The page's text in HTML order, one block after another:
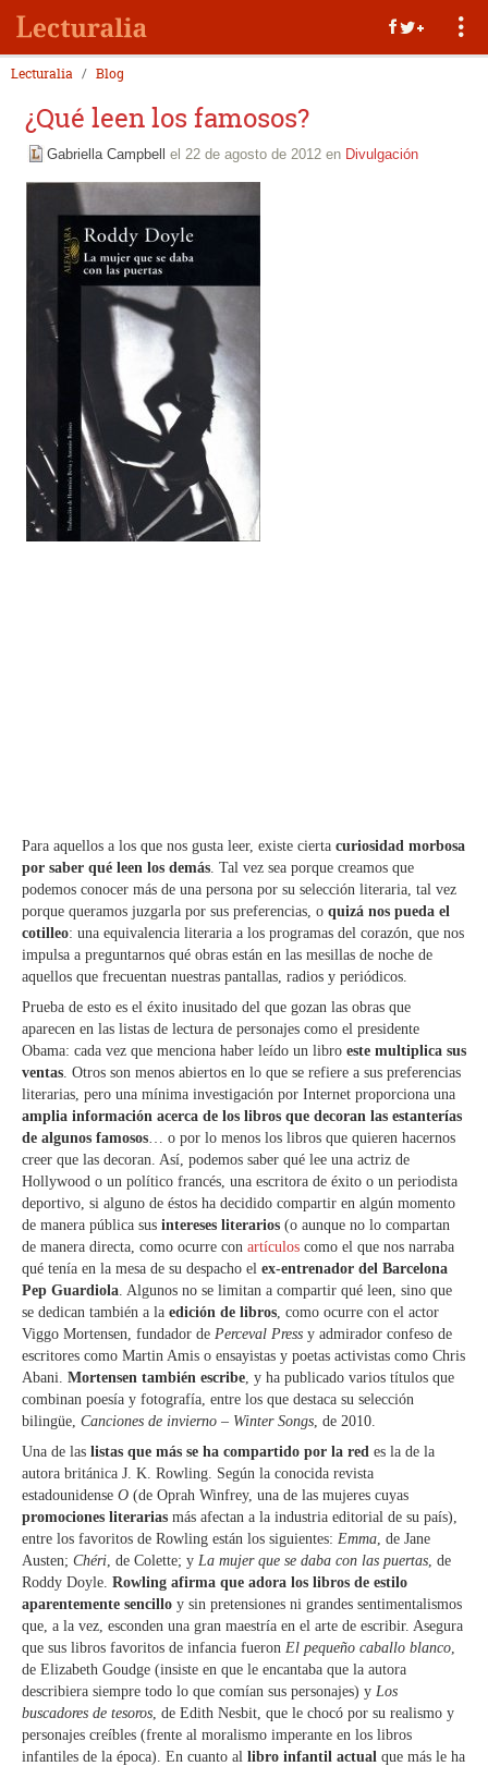
Lecturalia Blog
¿Qué leen los famosos?
Gabriella Campbell el 22 de agosto de 2012 en Divulgación
Para aquellos a los que nos gusta leer, existe cierta curiosidad morbosa
por saber qué leen los demás. Tal vez sea porque creamos que
podemos conocer más de una persona por su selección literaria, tal vez
porque queramos juzgarla por sus preferencias, o quizá nos pueda el
cotilleo: una equivalencia literaria a los programas del corazón, que nos
impulsa a preguntarnos qué obras están en las mesillas de noche de
aquellos que frecuentan nuestras pantallas, radios y periódicos.
Prueba de esto es el éxito inusitado del que gozan las obras que
aparecen en las listas de lectura de personajes como el presidente
Obama: cada vez que menciona haber leído un libro este multiplica sus
ventas. Otros son menos abiertos en lo que se refiere a sus preferencias
literarias, pero una mínima investigación por Internet proporciona una
amplia información acerca de los libros que decoran las estanterías
de algunos famosos… o por lo menos los libros que quieren hacernos
creer que las decoran. Así, podemos saber qué lee una actriz de
Hollywood o un político francés, una escritora de éxito o un periodista
deportivo, si alguno de éstos ha decidido compartir en algún momento
de manera pública sus intereses literarios (o aunque no lo compartan
de manera directa, como ocurre con artículos como el que nos narraba
qué tenía en la mesa de su despacho el ex-entrenador del Barcelona
Pep Guardiola. Algunos no se limitan a compartir qué leen, sino que
se dedican también a la edición de libros, como ocurre con el actor
Viggo Mortensen, fundador de Perceval Press y admirador confeso de
escritores como Martin Amis o ensayistas y poetas activistas como Chris
Abani. Mortensen también escribe, y ha publicado varios títulos que
combinan poesía y fotografía, entre los que destaca su selección
bilingüe, Canciones de invierno – Winter Songs, de 2010.
Una de las listas que más se ha compartido por la red es la de la
autora británica J. K. Rowling. Según la conocida revista
estadounidense O (de Oprah Winfrey, una de las mujeres cuyas
promociones literarias más afectan a la industria editorial de su país),
entre los favoritos de Rowling están los siguientes: Emma, de Jane
Austen; Chéri, de Colette; y La mujer que se daba con las puertas, de
Roddy Doyle. Rowling afirma que adora los libros de estilo
aparentemente sencillo y sin pretensiones ni grandes sentimentalismos
que, a la vez, esconden una gran maestría en el arte de escribir. Asegura
que sus libros favoritos de infancia fueron El pequeño caballo blanco,
de Elizabeth Goudge (insiste en que le encantaba que la autora
describiera siempre todo lo que comían sus personajes) y Los
buscadores de tesoros, de Edith Nesbit, que le chocó por su realismo y
personajes creíbles (frente al moralismo imperante en los libros
infantiles de la época). En cuanto al libro infantil actual que más le ha